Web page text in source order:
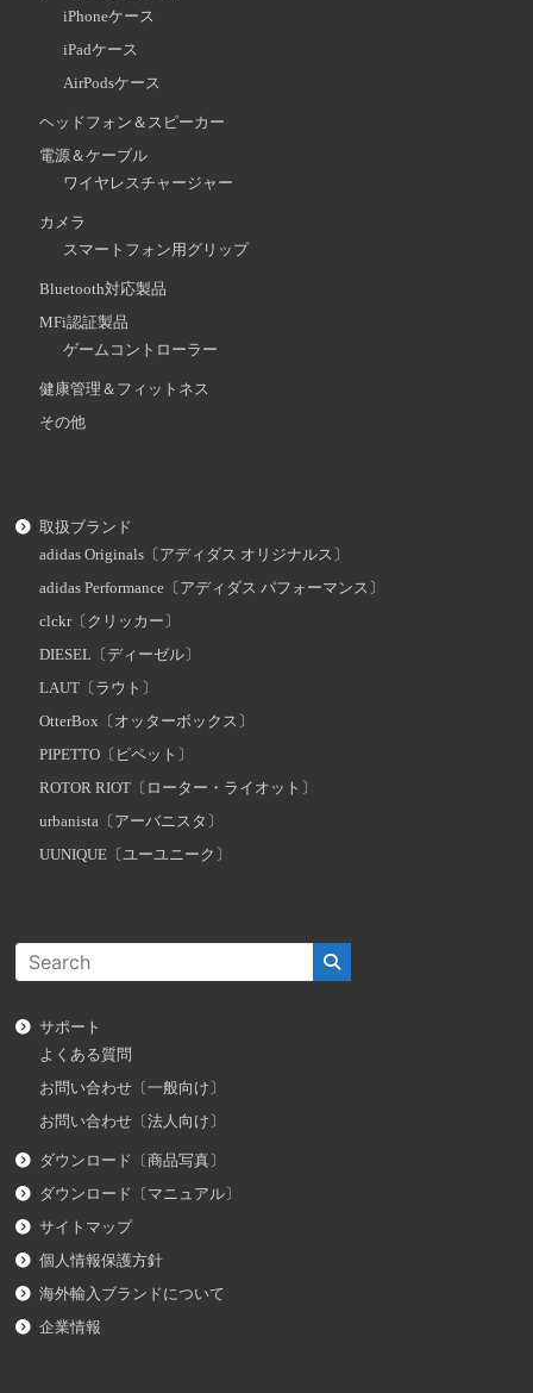
iPhoneケース
iPadケース
AirPodsケース
ヘッドフォン＆スピーカー
電源＆ケーブル
ワイヤレスチャージャー
カメラ
スマートフォン用グリップ
Bluetooth対応製品
MFi認証製品
ゲームコントローラー
健康管理＆フィットネス
その他
取扱ブランド
adidas Originals〔アディダス オリジナルス〕
adidas Performance〔アディダス パフォーマンス〕
clckr〔クリッカー〕
DIESEL〔ディーゼル〕
LAUT〔ラウト〕
OtterBox〔オッターボックス〕
PIPETTO〔ピペット〕
ROTOR RIOT〔ローター・ライオット〕
urbanista〔アーバニスタ〕
UUNIQUE〔ユーユニーク〕
サポート
よくある質問
お問い合わせ〔一般向け〕
お問い合わせ〔法人向け〕
ダウンロード〔商品写真〕
ダウンロード〔マニュアル〕
サイトマップ
個人情報保護方針
海外輸入ブランドについて
企業情報